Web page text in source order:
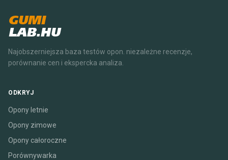
GUMI
LAB.HU
Najobszerniejsza baza testów opon. niezależne recenzje,
porównanie cen i ekspercka analiza.
ODKRYJ
Opony letnie
Opony zimowe
Opony całoroczne
Porównywarka